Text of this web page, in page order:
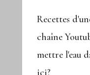
Recettes
chaîne
mettre l'eau
ici?